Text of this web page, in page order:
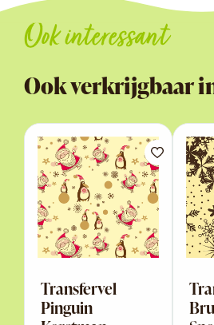
Ook interessant
Ook verkrijgbaar
Transfervel
Pinguin